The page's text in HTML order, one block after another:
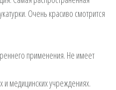
Очень красиво смотрится
применения. Не имеет
и медицинских учреждениях.